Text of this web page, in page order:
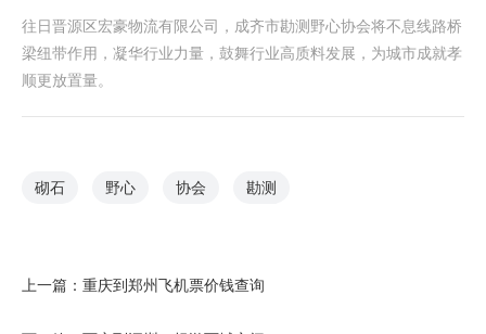
往日晋源区宏豪物流有限公司，成齐市勘测野心协会将不息线路桥
梁纽带作用，凝华行业力量，鼓舞行业高质料发展，为城市成就孝
顺更放置量。
砌石 野心 协会 勘测
上一篇： 重庆到郑州飞机票价钱查询